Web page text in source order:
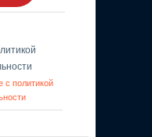
с политикой